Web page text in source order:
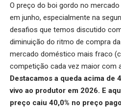
O preço do boi gordo no
em junho, especialmente na
desafios que temos discutido
diminuição do ritmo de compra
mercado doméstico mais fraco (
competição cada vez maior com
Destacamos a queda acima de
vivo ao produtor em 2026. E
preço caiu 40,0% no preço